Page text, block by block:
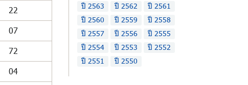
22
07
72
04
ปี 2563
ปี 2562
ปี 2561
ปี 2560
ปี 2559
ปี 2558
ปี 2557
ปี 2556
ปี 2555
ปี 2554
ปี 2553
ปี 2552
ปี 2551
ปี 2550